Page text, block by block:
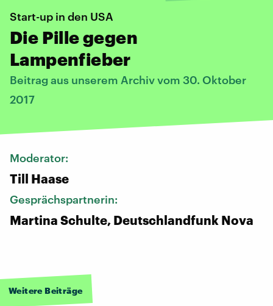
Start-up in den USA
Die Pille gegen
Lampenfieber
Beitrag aus unserem Archiv vom 30. Oktober
2017
Moderator:
Till Haase
Gesprächspartnerin:
Martina Schulte, Deutschlandfunk Nova
Weitere Beiträge